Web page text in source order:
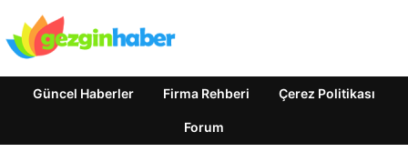
Güncel Haberler Firma Rehberi Çerez Politikası
Forum